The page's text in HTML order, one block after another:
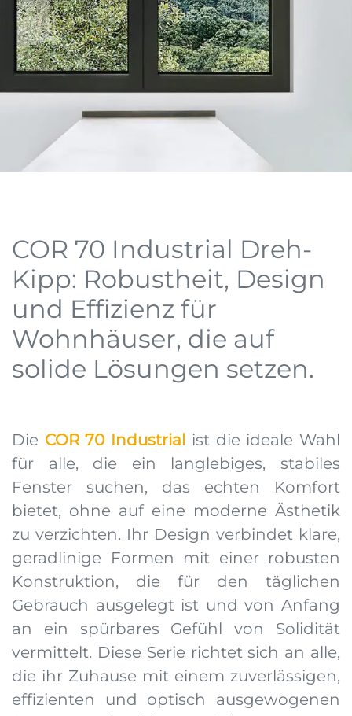
COR 70 Industrial Dreh-
Kipp: Robustheit, Design
und Effizienz für
Wohnhäuser, die auf
solide Lösungen setzen.
Die COR 70 Industrial ist die ideale Wahl
für alle, die ein langlebiges, stabiles
Fenster suchen, das echten Komfort
bietet, ohne auf eine moderne Ästhetik
zu verzichten. Ihr Design verbindet klare,
geradlinige Formen mit einer robusten
Konstruktion, die für den täglichen
Gebrauch ausgelegt ist und von Anfang
an ein spürbares Gefühl von Solidität
vermittelt. Diese Serie richtet sich an alle,
die ihr Zuhause mit einem zuverlässigen,
effizienten und optisch ausgewogenen